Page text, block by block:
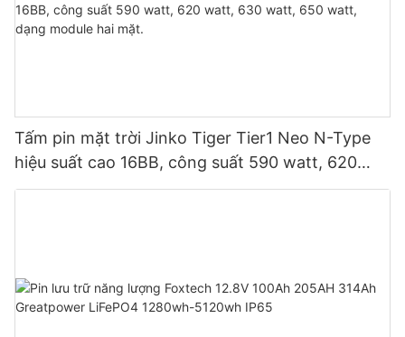
Tấm pin mặt trời Jinko Tiger Tier1 Neo N-Type
hiệu suất cao 16BB, công suất 590 watt, 620
watt, 630 watt, 650 watt, dạng module hai mặt.